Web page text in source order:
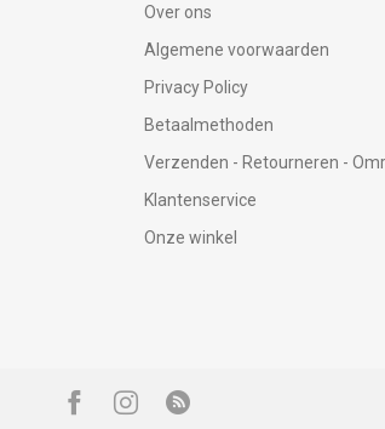
Over ons
Algemene voorwaarden
Privacy Policy
Betaalmethoden
Verzenden - Retourneren -
Klantenservice
Onze winkel